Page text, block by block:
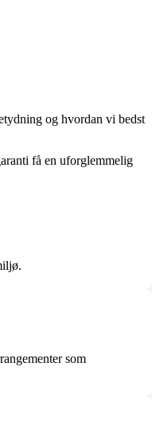
og hvordan vi bedst
få en uforglemmelig
som